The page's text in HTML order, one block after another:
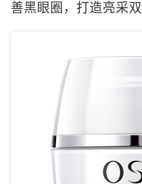
善黑眼圈，打造亮采双